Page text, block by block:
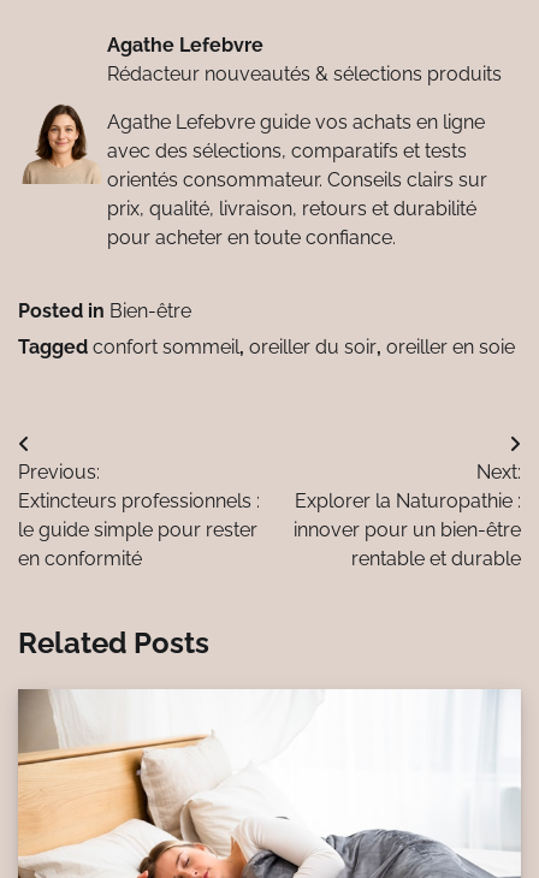
Agathe Lefebvre
Rédacteur nouveautés & sélections produits
Agathe Lefebvre guide vos achats en ligne
avec des sélections, comparatifs et tests
orientés consommateur. Conseils clairs sur
prix, qualité, livraison, retours et durabilité
pour acheter en toute confiance.
Posted in Bien-être
Tagged confort sommeil, oreiller du soir, oreiller en soie
Navigation
de
l’article
Previous:
Extincteurs professionnels :
le guide simple pour rester
en conformité
Next:
Explorer la Naturopathie :
innover pour un bien-être
rentable et durable
Related Posts